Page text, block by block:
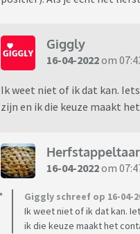
Giggly
16-04-2022om
Ik weet niet of ik dat kan.
zijn en ik die keuze maakt
16-04-2022om
Giggly schreef op 16-04-
Ik weet niet of ik dat kan.
ik die keuze maakt het